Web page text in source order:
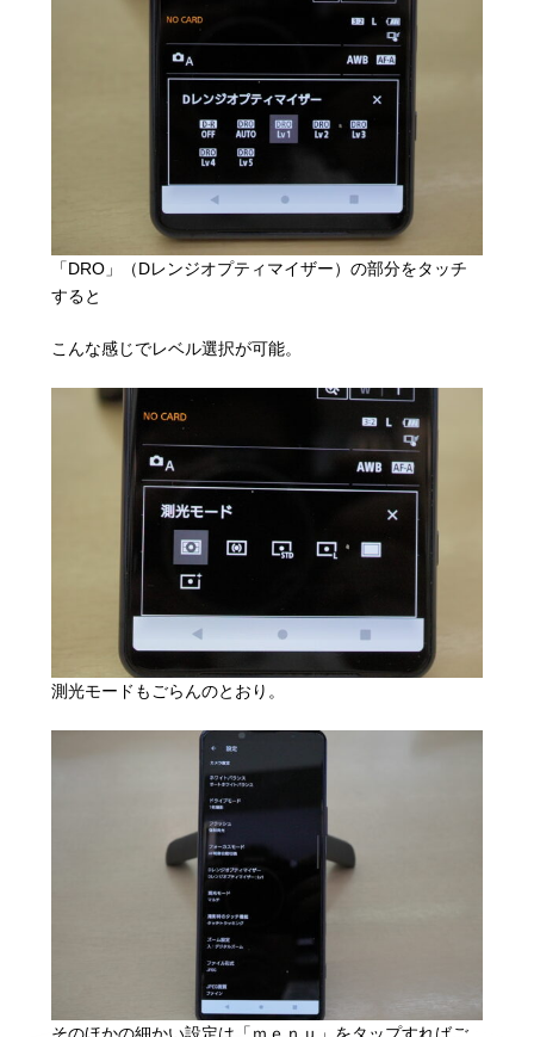
「DRO」（Dレンジオプティマイザー）の部分をタッチ
すると
こんな感じでレベル選択が可能。
測光モードもごらんのとおり。
そのほかの細かい設定は「ｍｅｎｕ」をタップすればご